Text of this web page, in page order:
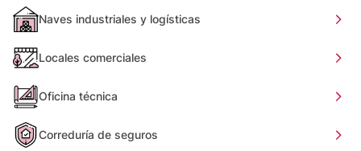
Naves industriales y logísticas
Locales comerciales
Oficina técnica
Correduría de seguros